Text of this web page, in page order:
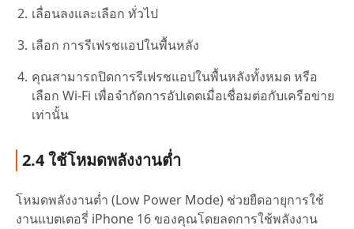
เลื่อนลงและเลือก ทั่วไป
เลือก การรีเฟรชแอปในพื้นหลัง
คุณสามารถปิดการรีเฟรชแอปในพื้นหลังทั้งหมด หรือ
เลือก Wi-Fi เพื่อจำกัดการอัปเดตเมื่อเชื่อมต่อกับเครือข่าย
เท่านั้น
2.4 ใช้โหมดพลังงานต่ำ
โหมดพลังงานต่ำ (Low Power Mode) ช่วยยืดอายุการใช้
งานแบตเตอรี่ iPhone 16 ของคุณโดยลดการใช้พลังงาน